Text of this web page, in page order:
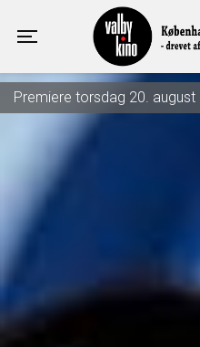
Toggle navigation
Valby Kino
Premiere torsdag 20. august